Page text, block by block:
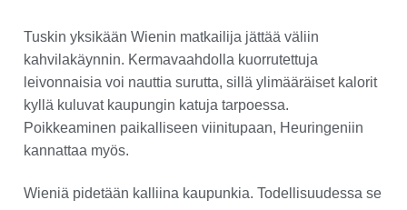
Tuskin yksikään Wienin matkailija jättää väliin
kahvilakäynnin. Kermavaahdolla kuorrutettuja
leivonnaisia voi nauttia surutta, sillä ylimääräiset kalorit
kyllä kuluvat kaupungin katuja tarpoessa.
Poikkeaminen paikalliseen viinitupaan, Heuringeniin
kannattaa myös.
Wieniä pidetään kalliina kaupunkia. Todellisuudessa se